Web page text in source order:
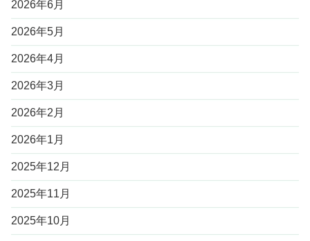
2026年6月
2026年5月
2026年4月
2026年3月
2026年2月
2026年1月
2025年12月
2025年11月
2025年10月